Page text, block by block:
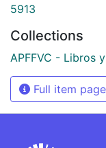
5913
Collections
APFFVC - Libros
Full item page